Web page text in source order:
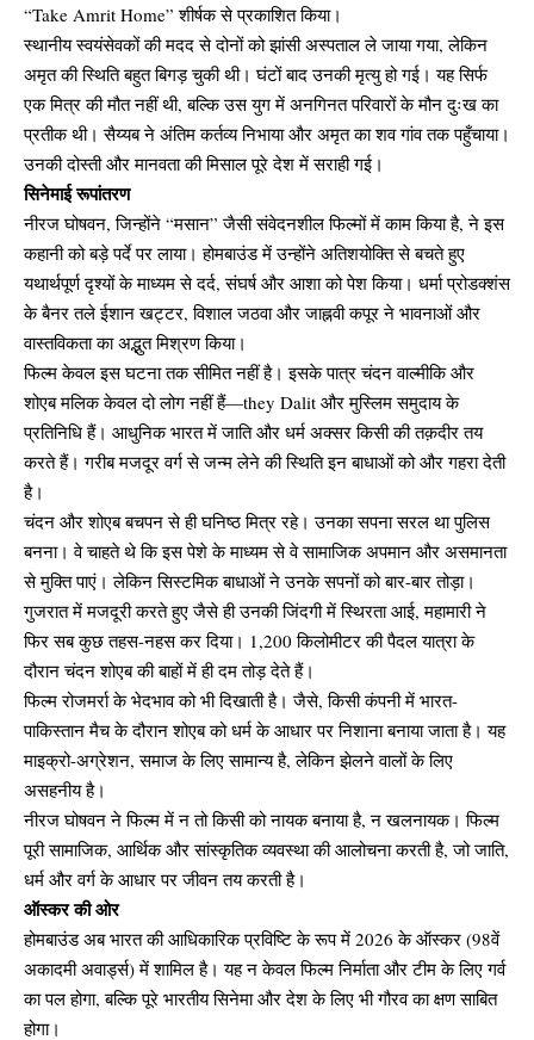
“Take Amrit Home” शीर्षक से प्रकाशित किया।
स्थानीय स्वयंसेवकों की मदद से दोनों को झांसी अस्पताल ले जाया गया, लेकिन
अमृत की स्थिति बहुत बिगड़ चुकी थी। घंटों बाद उनकी मृत्यु हो गई। यह सिर्फ
एक मित्र की मौत नहीं थी, बल्कि उस युग में अनगिनत परिवारों के मौन दुःख का
प्रतीक थी। सैय्यब ने अंतिम कर्तव्य निभाया और अमृत का शव गांव तक पहुँचाया।
उनकी दोस्ती और मानवता की मिसाल पूरे देश में सराही गई।
सिनेमाई रूपांतरण
नीरज घोषवन, जिन्होंने “मसान” जैसी संवेदनशील फिल्मों में काम किया है, ने इस
कहानी को बड़े पर्दे पर लाया। होमबाउंड में उन्होंने अतिशयोक्ति से बचते हुए
यथार्थपूर्ण दृश्यों के माध्यम से दर्द, संघर्ष और आशा को पेश किया। धर्मा प्रोडक्शंस
के बैनर तले ईशान खट्टर, विशाल जठवा और जाह्नवी कपूर ने भावनाओं और
वास्तविकता का अद्भुत मिश्रण किया।
फिल्म केवल इस घटना तक सीमित नहीं है। इसके पात्र चंदन वाल्मीकि और
शोएब मलिक केवल दो लोग नहीं हैं—they Dalit और मुस्लिम समुदाय के
प्रतिनिधि हैं। आधुनिक भारत में जाति और धर्म अक्सर किसी की तक़दीर तय
करते हैं। गरीब मजदूर वर्ग से जन्म लेने की स्थिति इन बाधाओं को और गहरा देती
है।
चंदन और शोएब बचपन से ही घनिष्ठ मित्र रहे। उनका सपना सरल था पुलिस
बनना। वे चाहते थे कि इस पेशे के माध्यम से वे सामाजिक अपमान और असमानता
से मुक्ति पाएं। लेकिन सिस्टमिक बाधाओं ने उनके सपनों को बार-बार तोड़ा।
गुजरात में मजदूरी करते हुए जैसे ही उनकी जिंदगी में स्थिरता आई, महामारी ने
फिर सब कुछ तहस-नहस कर दिया। 1,200 किलोमीटर की पैदल यात्रा के
दौरान चंदन शोएब की बाहों में ही दम तोड़ देते हैं।
फिल्म रोजमर्रा के भेदभाव को भी दिखाती है। जैसे, किसी कंपनी में भारत-
पाकिस्तान मैच के दौरान शोएब को धर्म के आधार पर निशाना बनाया जाता है। यह
माइक्रो-अग्रेशन, समाज के लिए सामान्य है, लेकिन झेलने वालों के लिए
असहनीय है।
नीरज घोषवन ने फिल्म में न तो किसी को नायक बनाया है, न खलनायक। फिल्म
पूरी सामाजिक, आर्थिक और सांस्कृतिक व्यवस्था की आलोचना करती है, जो जाति,
धर्म और वर्ग के आधार पर जीवन तय करती है।
ऑस्कर की ओर
होमबाउंड अब भारत की आधिकारिक प्रविष्टि के रूप में 2026 के ऑस्कर (98वें
अकादमी अवार्ड्स) में शामिल है। यह न केवल फिल्म निर्माता और टीम के लिए गर्व
का पल होगा, बल्कि पूरे भारतीय सिनेमा और देश के लिए भी गौरव का क्षण साबित
होगा।